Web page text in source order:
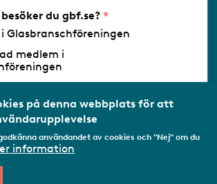
AB - Ansvarig
du gbf.se?
Glasbranschföreningen
medlem i
Svenskt Näringsliv
på denna webbplats för att
användandet av cookies och "Nej" om du
information